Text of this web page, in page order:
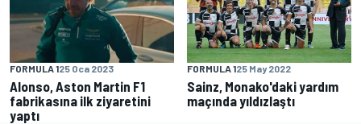
FORMULA 125 Oca 2023
Alonso, Aston Martin F1
fabrikasına ilk ziyaretini
yaptı
FORMULA 125 May 2022
Sainz, Monako'daki yardım
maçında yıldızlaştı